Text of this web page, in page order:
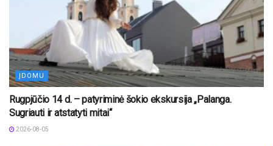
ĮDOMU
Rugpjūčio 14 d. – patyriminė šokio ekskursija „Palanga.
Sugriauti ir atstatyti mitai“
2026-08-05